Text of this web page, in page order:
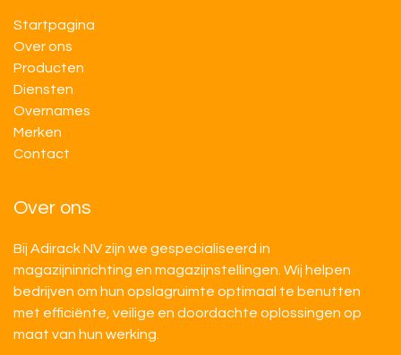
Startpagina
Over ons
Producten
Diensten
Overnames
M​​erken
Contact
Over ons
Bij Adirack NV zijn we gespecialiseerd in
magazijninrichting en magazijnstellingen. Wij helpen
bedrijven om hun opslagruimte optimaal te benutten
met efficiënte, veilige en doordachte oplossingen op
maat van hun werking.